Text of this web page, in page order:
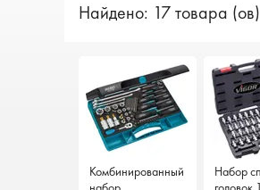
Найдено: 17 товара (ов)
Комбинированный
Комбинированный
Набор
Набор